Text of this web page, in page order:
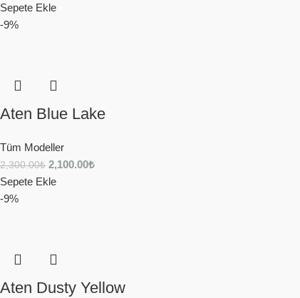
Sepete Ekle
-9%
Aten Blue Lake
Tüm Modeller
2,300.00₺ 2,100.00₺
Sepete Ekle
-9%
Aten Dusty Yellow